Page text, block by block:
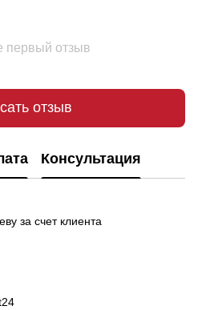
первый отзыв
отзыв
Консультация
за счет клиента